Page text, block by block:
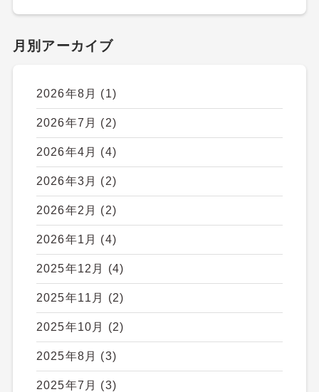
月別アーカイブ
2026年8月 (1)
2026年7月 (2)
2026年4月 (4)
2026年3月 (2)
2026年2月 (2)
2026年1月 (4)
2025年12月 (4)
2025年11月 (2)
2025年10月 (2)
2025年8月 (3)
2025年7月 (3)